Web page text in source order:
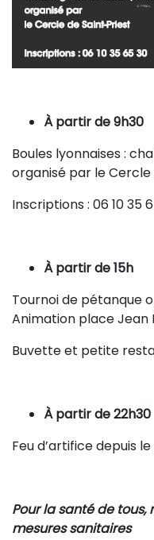
À partir de 9h30
Boules lyonnaises :
organisé par le
Inscriptions : 06 10 35
À partir de 15h
Tournoi de pétanque
Animation place Jean
Buvette et petite
À partir de 22h30
Feu d’artifice depuis
Pour la santé de
mesures sanitaires